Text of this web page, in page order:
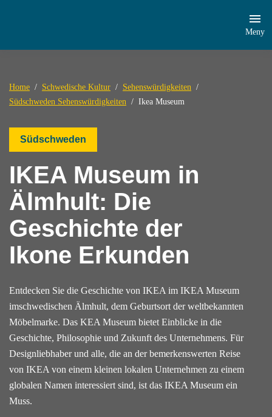
Meny
Home Schwedische Kultur
Sehenswürdigkeiten
Südschweden Sehenswürdigkeiten
Ikea Museum
Südschweden
IKEA Museum in
Älmhult: Die
Geschichte der
Ikone Erkunden
Entdecken Sie die Geschichte von IKEA im IKEA Museum
imschwedischen Älmhult, dem Geburtsort der weltbekannten
Möbelmarke. Das KEA Museum bietet Einblicke in die
Geschichte, Philosophie und Zukunft des Unternehmens. Für
Designliebhaber und alle, die an der bemerkenswerten Reise
von IKEA von einem kleinen lokalen Unternehmen zu einem
globalen Namen interessiert sind, ist das IKEA Museum ein
Muss.